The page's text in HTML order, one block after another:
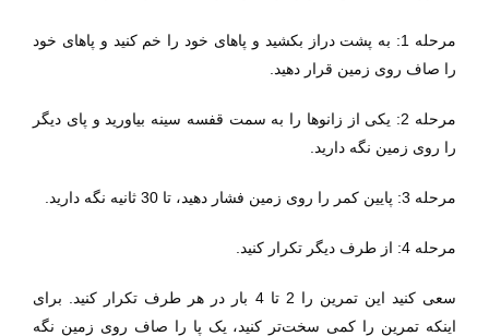
مرحله 1: به پشت دراز بکشید و پاهای خود را خم کنید و پاهای خود
را صاف روی زمین قرار دهید.
مرحله 2: یکی از زانوها را به سمت قفسه سینه بیاورید و پای دیگر
را روی زمین نگه دارید.
مرحله 3: پایین کمر را روی زمین فشار دهید، تا 30 ثانیه نگه دارید.
مرحله 4: از طرف دیگر تکرار کنید.
سعی کنید این تمرین را
2 تا 4 بار در هر طرف تکرار کنید. برای
اینکه تمرین را کمی سخت‌تر کنید، یک پا را صاف روی زمین نگه